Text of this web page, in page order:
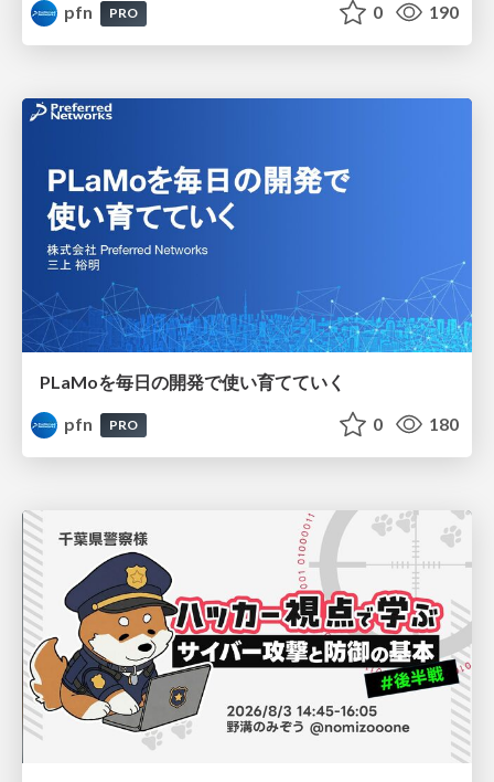
pfn
PRO 0 190
PLaMoを毎日の開発で使い育てていく
pfn
PRO 0 180